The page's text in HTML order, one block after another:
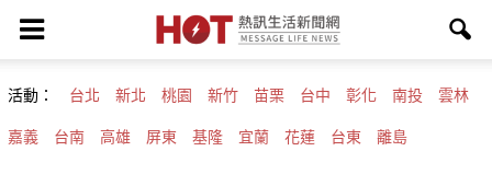
活動： 台北 新北 桃園 新竹 苗栗 台中 彰化 南投 雲林
嘉義 台南 高雄 屏東 基隆 宜蘭 花蓮 台東 離島